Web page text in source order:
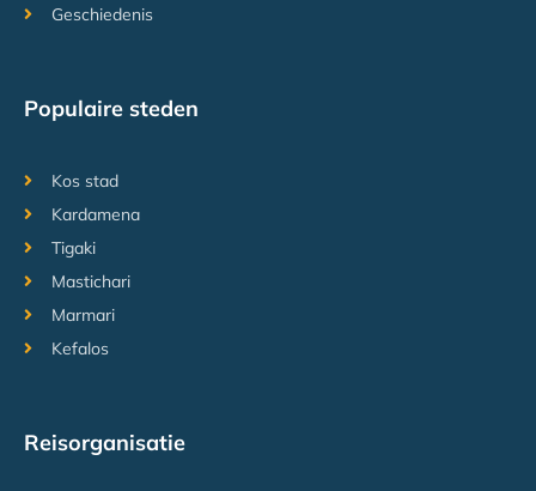
Geschiedenis
Populaire steden
Kos stad
Kardamena
Tigaki
Mastichari
Marmari
Kefalos
Reisorganisatie